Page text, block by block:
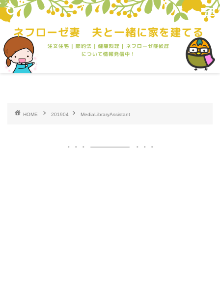
HOME 201904 MediaLibraryAssistant